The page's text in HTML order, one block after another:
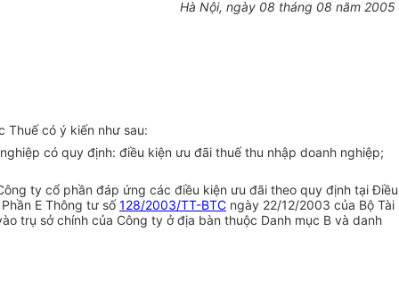
Hà Nội, ngày 08 tháng 08 năm 2005
Thuế có ý kiến như sau:
có quy định: điều kiện ưu đãi thuế thu nhập doanh nghiệp;
ty cổ phần đáp ứng các điều kiện ưu đãi theo quy định tại Điều
E Thông tư số128/2003/TT-BTC ngày 22/12/2003 của Bộ Tài
trụ sở chính của Công ty ở địa bàn thuộc Danh mục B và danh